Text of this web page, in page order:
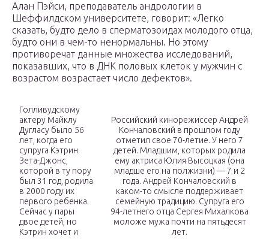
Алан Пэйси, преподаватель андрологии в
Шеффилдском университете, говорит: «Легко
сказать, будто дело в сперматозоидах молодого отца,
будто они в чем-то ненормальны. Но этому
противоречат данные множества исследований,
показавших, что в ДНК половых клеток у мужчин с
возрастом возрастает число дефектов».
Голливудскому
актеру Майклу
Дугласу было 56
лет, когда его
супруга Кэтрин
Зета-Джонс,
которой в ту пору
был 31 год, родила
в 2000 году их
первого ребенка.
Сейчас у пары
двое детей, но
Кэтрин хочет и
Российский кинорежиссер Андрей
Кончаловский в прошлом году
отметил свое 70-летие. У него 7
детей. Младшим, которых родила
ему актриса Юлия Высоцкая (она
младше его на полжизни) — 7 и 2
года. Андрей Кончаловский в
каком-то смысле поддерживает
семейную традицию. Супруга его
94-летнего отца Сергея Михалкова
моложе мужа почти на пятьдесят
лет.